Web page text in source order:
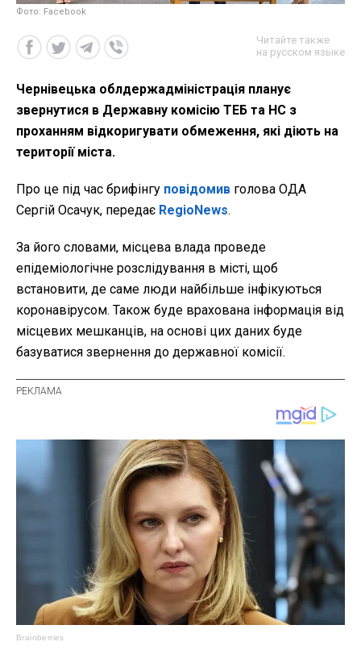
Фото: Facebook
Читайте также
на русском языке
Чернівецька облдержадміністрація планує
звернутися в Державну комісію ТЕБ та НС з
проханням відкоригувати обмеження, які діють на
території міста.
Про це під час брифінгу повідомив голова ОДА
Сергій Осачук, передає RegioNews.
За його словами, місцева влада проведе
епідеміологічне розслідування в місті, щоб
встановити, де саме люди найбільше інфікуються
коронавірусом. Також буде врахована інформація від
місцевих мешканців, на основі цих даних буде
базуватися звернення до державної комісії.